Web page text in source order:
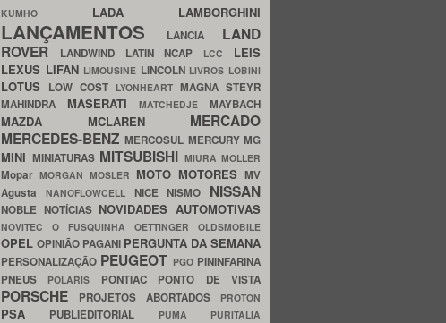
KUMHO LADA LAMBORGHINI
LANÇAMENTOS LANCIA LAND
ROVER
LANDWIND LATIN NCAP LCC LEIS
LEXUS LIFAN LIMOUSINE LINCOLN LIVROS LOBINI
LOTUS LOW COST LYONHEART MAGNA STEYR
MAHINDRA MASERATIMATCHEDJEMAYBACH
MAZDA MCLAREN MERCADO
MERCEDES-BENZMERCOSUL MERCURYMG
MINI MINIATURAS MITSUBISHI MIURA MOLLER
Mopar MORGAN MOSLER MOTO MOTORES MV
Agusta NANOFLOWCELL NICENISMO NISSAN
NOBLE NOTÍCIAS NOVIDADES AUTOMOTIVAS
NOVITEC O FUSQUINHA OETTINGER OLDSMOBILE
OPEL OPINIÃO PAGANI PERGUNTA DA SEMANA
PERSONALIZAÇÃO PEUGEOT PGO PININFARINA
PNEUS
POLARIS PONTIAC PONTO DE VISTA
PORSCHE PROJETOS ABORTADOS PROTON
PSA PUBLIEDITORIAL PUMA PURITALIA